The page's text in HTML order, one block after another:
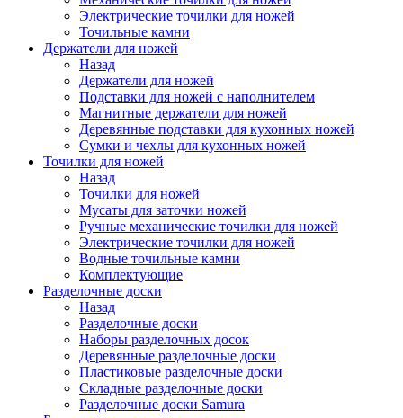
Электрические точилки для ножей
Точильные камни
Держатели для ножей
Назад
Держатели для ножей
Подставки для ножей с наполнителем
Магнитные держатели для ножей
Деревянные подставки для кухонных ножей
Сумки и чехлы для кухонных ножей
Точилки для ножей
Назад
Точилки для ножей
Мусаты для заточки ножей
Ручные механические точилки для ножей
Электрические точилки для ножей
Водные точильные камни
Комплектующие
Разделочные доски
Назад
Разделочные доски
Наборы разделочных досок
Деревянные разделочные доски
Пластиковые разделочные доски
Складные разделочные доски
Разделочные доски Samura